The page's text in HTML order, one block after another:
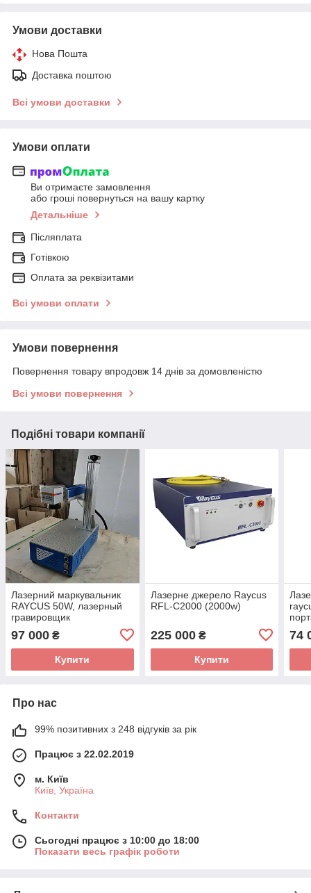
Умови доставки
Нова Пошта
Доставка поштою
Всі умови доставки
Умови оплати
Ви отримаєте замовлення
або гроші повернуться на вашу картку
Детальніше
Післяплата
Готівкою
Оплата за реквізитами
Всі умови оплати
Умови повернення
Повернення товару впродовж 14 днів за домовленістю
Всі умови повернення
Подібні товари компанії
Лазерний маркувальник
RAYCUS 50W, лазерный
гравировщик
97 000 ₴
Купити
Лазерне джерело Raycus
RFL-C2000 (2000w)
225 000₴
Купити
74
Про нас
99% позитивних з 248 відгуків за рік
Працює з 22.02.2019
м. Київ
Київ, Україна
Контакти
Сьогодні працює з 10:00 до 18:00
Показати весь графік роботи